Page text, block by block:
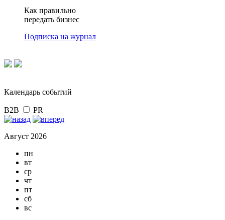
Как правильно
передать бизнес
Подписка на журнал
Календарь событий
B2B PR
Август 2026
пн
вт
ср
чт
пт
сб
вс